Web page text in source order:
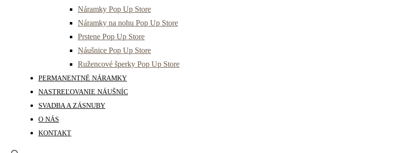
Náramky Pop Up Store
Náramky na nohu Pop Up Store
Prstene Pop Up Store
Náušnice Pop Up Store
Ružencové šperky Pop Up Store
PERMANENTNÉ NÁRAMKY
NASTREĽOVANIE NÁUŠNÍC
SVADBA A ZÁSNUBY
O NÁS
KONTAKT